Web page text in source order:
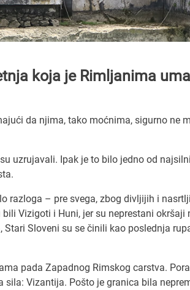
koja je Rimljanima
da njima, tako moćnima, sigurno ne
uzrujavali. Ipak je to bilo jedno od
razloga – pre svega, zbog divljijih i
Vizigoti i Huni, jer su neprestani okršaji
Sloveni su se činili kao poslednja
pada Zapadnog Rimskog carstva.
Vizantija. Pošto je granica bila